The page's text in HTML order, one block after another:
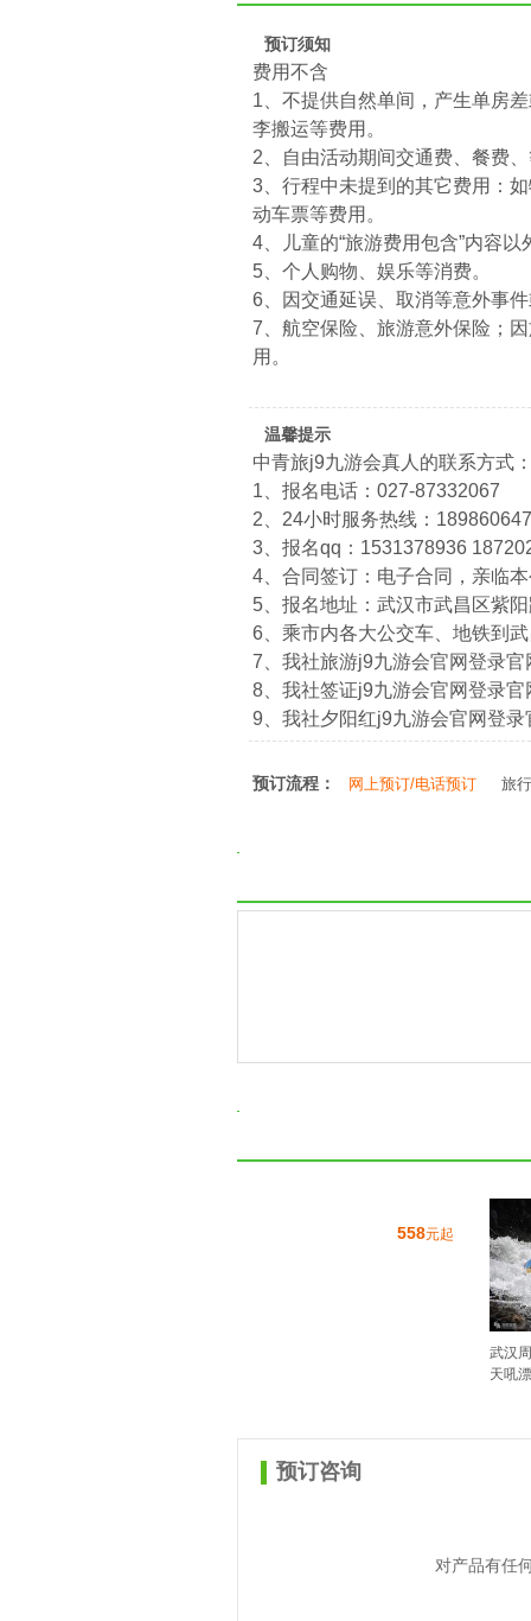
预订须知
费用不含
1、不提供自然单间，产生单房
李搬运等费用。
2、自由活动期间交通费、餐费
3、行程中未提到的其它费用：
动车票等费用。
4、儿童的“旅游费用包含”内容
5、个人购物、娱乐等消费。
6、因交通延误、取消等意外事
7、航空保险、旅游意外保险；
用。
温馨提示
中青旅j9九游会真人的联系方式
1、报名电话：027-87332067
2、24小时服务热线：
3、报名qq：1531378936
4、合同签订：电子合同，亲临
5、报名地址：武汉市武昌区紫
6、乘市内各大公交车、地铁到
7、我社旅游j9九游会官网登录
8、我社签证j9九游会官网登录
9、我社夕阳红j9九游会官网登
预订流程： 网上预订/电话预订 旅
558元起
武汉
天吼
预订咨询
对产品有任